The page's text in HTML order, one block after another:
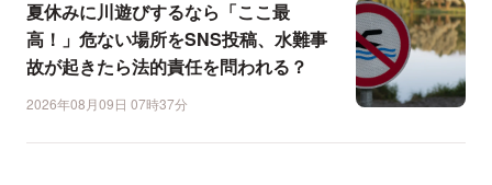
夏休みに川遊びするなら「ここ最
高！」危ない場所をSNS投稿、水難事
故が起きたら法的責任を問われる？
2026年08月09日 07時37分